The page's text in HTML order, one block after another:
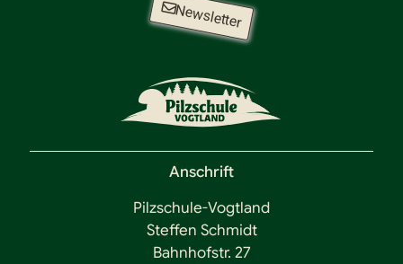
Newsletter
Anschrift
Pilzschule-Vogtland
Steffen Schmidt
Bahnhofstr. 27